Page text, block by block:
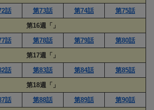
話 第73話 第74話
第75話
第16週「」
話 第78話 第79話
第80話
第17週「」
話 第83話 第84話
第85話
第18週「」
話 第88話 第89話
第90話